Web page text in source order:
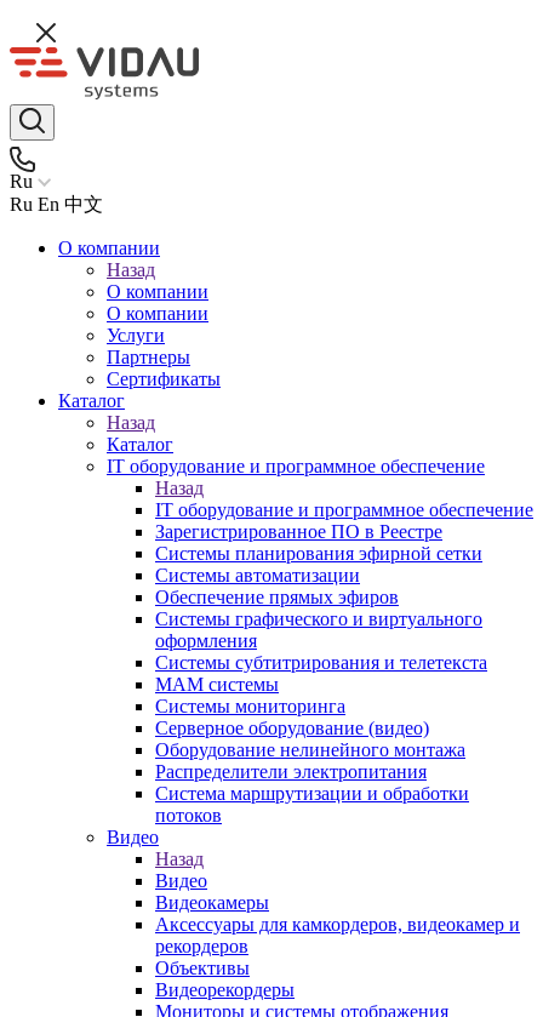
Ru
Ru En 中文
О компании
Назад
О компании
О компании
Услуги
Партнеры
Сертификаты
Каталог
Назад
Каталог
IT оборудование и программное обеспечение
Назад
IT оборудование и программное обеспечение
Зарегистрированное ПО в Реестре
Системы планирования эфирной сетки
Системы автоматизации
Обеспечение прямых эфиров
Системы графического и виртуального
оформления
Системы субтитрирования и телетекста
MAM системы
Системы мониторинга
Серверное оборудование (видео)
Оборудование нелинейного монтажа
Распределители электропитания
Система маршрутизации и обработки
потоков
Видео
Назад
Видео
Видеокамеры
Аксессуары для камкордеров, видеокамер и
рекордеров
Объективы
Видеорекордеры
Мониторы и системы отображения